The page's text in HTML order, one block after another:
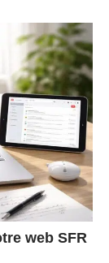
web SFR